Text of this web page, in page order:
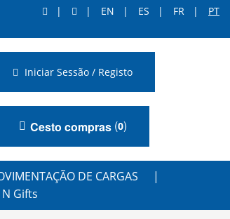
EN ES FR PT
Iniciar Sessão / Registo
Cesto compras(0)
DE CARGAS
N Gifts